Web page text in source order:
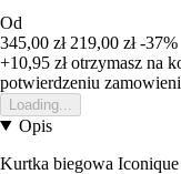
Od
345,00 zł 219,00 zł -37%
+10,95 złotrzymasz na
potwierdzeniu
Loading...
Opis
Kurtka biegowa